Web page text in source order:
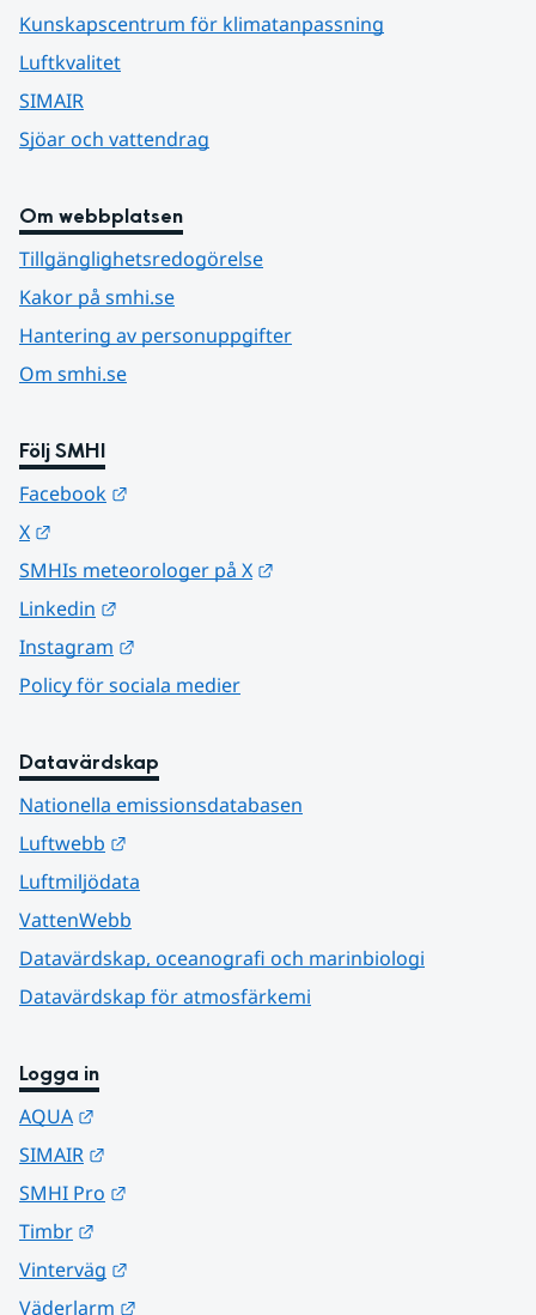
Kunskapscentrum för klimatanpassning
Luftkvalitet
SIMAIR
Sjöar och vattendrag
Om webbplatsen
Tillgänglighetsredogörelse
Kakor på smhi.se
Hantering av personuppgifter
Om smhi.se
Följ SMHI
Facebook
X
SMHIs meteorologer på X
Linkedin
Instagram
Policy för sociala medier
Datavärdskap
Nationella emissionsdatabasen
Luftwebb
Luftmiljödata
VattenWebb
Datavärdskap, oceanografi och marinbiologi
Datavärdskap för atmosfärkemi
Logga in
AQUA
SIMAIR
SMHI Pro
Timbr
Vinterväg
Väderlarm